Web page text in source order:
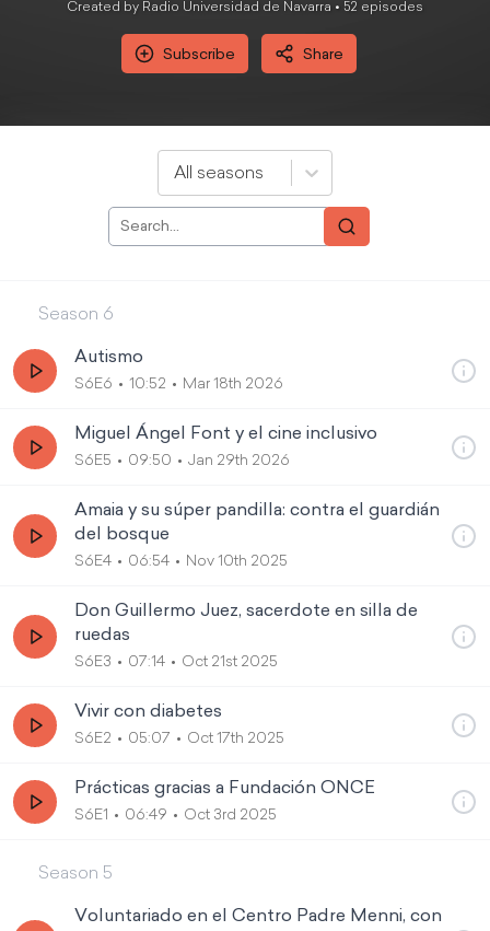
Created by Radio Universidad de Navarra • 52 episodes
Subscribe Share
All seasons
Season 6
Autismo
S6E6 10:52 Mar 18th 2026
Miguel Ángel Font y el cine inclusivo
S6E5 09:50 Jan 29th 2026
Amaia y su súper pandilla: contra el guardián
del bosque
S6E4 06:54 Nov 10th 2025
Don Guillermo Juez, sacerdote en silla de
ruedas
S6E3 07:14 Oct 21st 2025
Vivir con diabetes
S6E2 05:07 Oct 17th 2025
Prácticas gracias a Fundación ONCE
S6E1 06:49 Oct 3rd 2025
Season 5
Voluntariado en el Centro Padre Menni, con